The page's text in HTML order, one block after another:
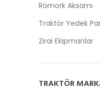
Römork Aksamı
Traktör Yedek
Zirai Ekipmanlar
TRAKTÖR